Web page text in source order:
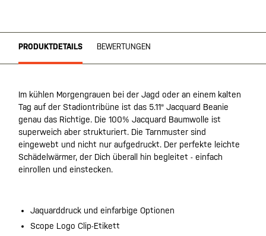
PRODUKTDETAILS BEWERTUNGEN
Im kühlen Morgengrauen bei der Jagd oder an einem kalten
Tag auf der Stadiontribüne ist das 5.11® Jacquard Beanie
genau das Richtige. Die 100% Jacquard Baumwolle ist
superweich aber strukturiert. Die Tarnmuster sind
eingewebt und nicht nur aufgedruckt. Der perfekte leichte
Schädelwärmer, der Dich überall hin begleitet - einfach
einrollen und einstecken.
Jaquarddruck und einfarbige Optionen
Scope Logo Clip-Etikett